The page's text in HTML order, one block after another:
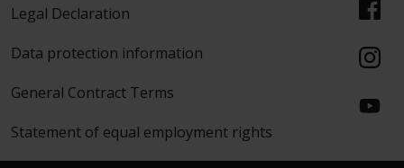
Legal Declaration
Data protection information
General Contract Terms
Statement of equal employment rights